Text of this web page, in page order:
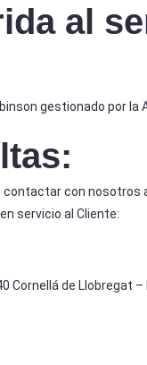
al
gestionado por la
contactar con
servicio al Cliente:
Cornellá de Llobregat